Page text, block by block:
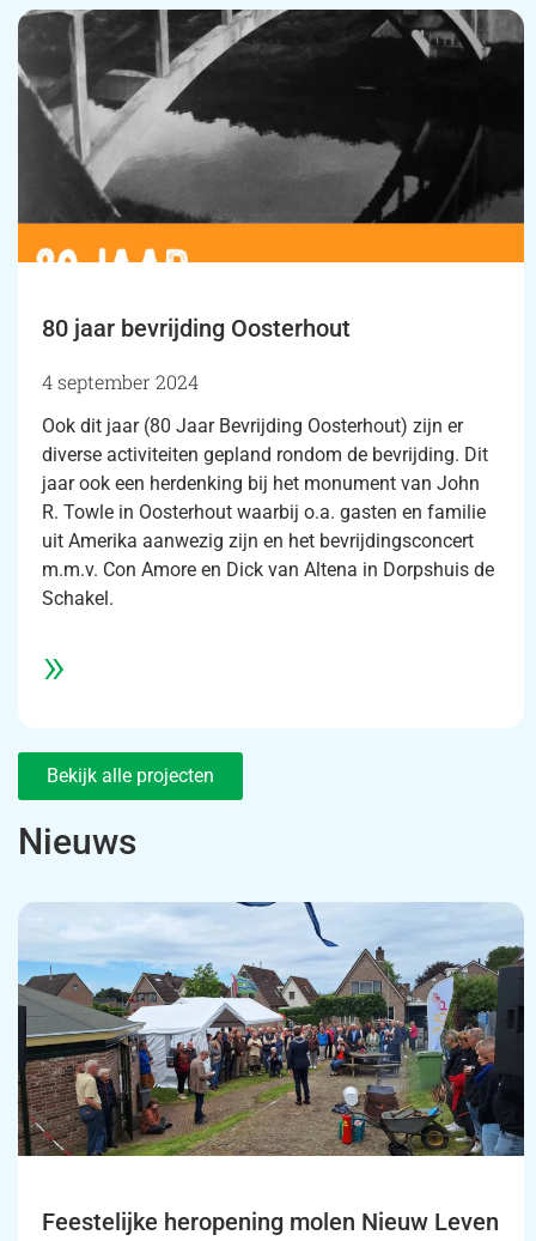
80 jaar bevrijding Oosterhout
4 september 2024
Ook dit jaar (80 Jaar Bevrijding Oosterhout) zijn er
diverse activiteiten gepland rondom de bevrijding. Dit
jaar ook een herdenking bij het monument van John
R. Towle in Oosterhout waarbij o.a. gasten en familie
uit Amerika aanwezig zijn en het bevrijdingsconcert
m.m.v. Con Amore en Dick van Altena in Dorpshuis de
Schakel.
»
Bekijk alle projecten
Nieuws
Feestelijke heropening molen Nieuw Leven